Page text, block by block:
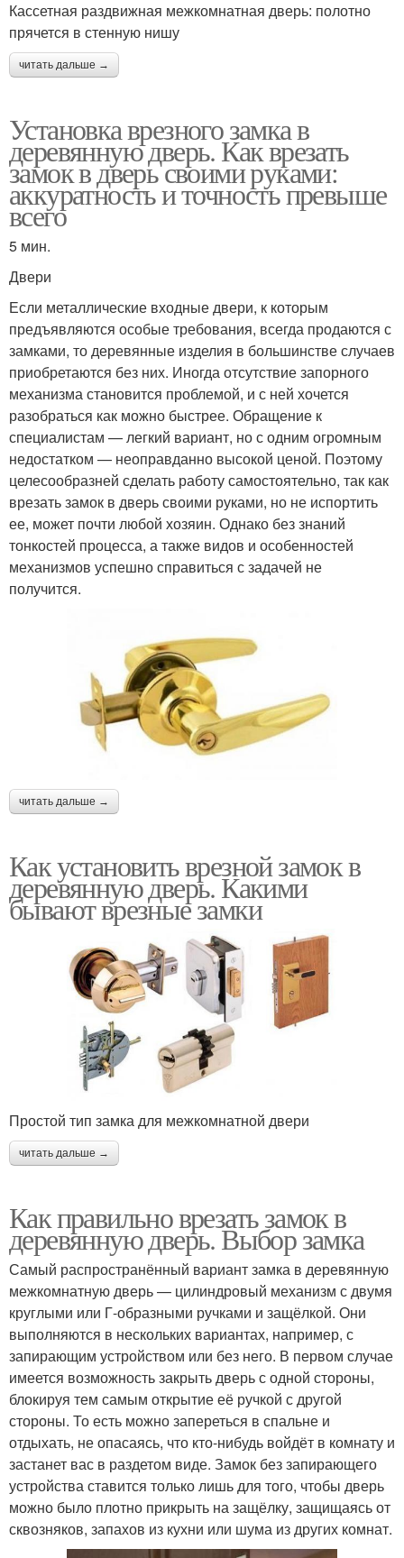
Кассетная раздвижная межкомнатная дверь: полотно
прячется в стенную нишу
читать дальше →
Установка врезного замка в
деревянную дверь. Как врезать
замок в дверь своими руками:
аккуратность и точность превыше
всего
5 мин.
Двери
Если металлические входные двери, к которым
предъявляются особые требования, всегда продаются с
замками, то деревянные изделия в большинстве случаев
приобретаются без них. Иногда отсутствие запорного
механизма становится проблемой, и с ней хочется
разобраться как можно быстрее. Обращение к
специалистам — легкий вариант, но с одним огромным
недостатком — неоправданно высокой ценой. Поэтому
целесообразней сделать работу самостоятельно, так как
врезать замок в дверь своими руками, но не испортить
ее, может почти любой хозяин. Однако без знаний
тонкостей процесса, а также видов и особенностей
механизмов успешно справиться с задачей не
получится.
читать дальше →
Как установить врезной замок в
деревянную дверь. Какими
бывают врезные замки
Простой тип замка для межкомнатной двери
читать дальше →
Как правильно врезать замок в
деревянную дверь. Выбор замка
Самый распространённый вариант замка в деревянную
межкомнатную дверь — цилиндровый механизм с двумя
круглыми или Г-образными ручками и защёлкой. Они
выполняются в нескольких вариантах, например, с
запирающим устройством или без него. В первом случае
имеется возможность закрыть дверь с одной стороны,
блокируя тем самым открытие её ручкой с другой
стороны. То есть можно запереться в спальне и
отдыхать, не опасаясь, что кто-нибудь войдёт в комнату и
застанет вас в раздетом виде. Замок без запирающего
устройства ставится только лишь для того, чтобы дверь
можно было плотно прикрыть на защёлку, защищаясь от
сквозняков, запахов из кухни или шума из других комнат.